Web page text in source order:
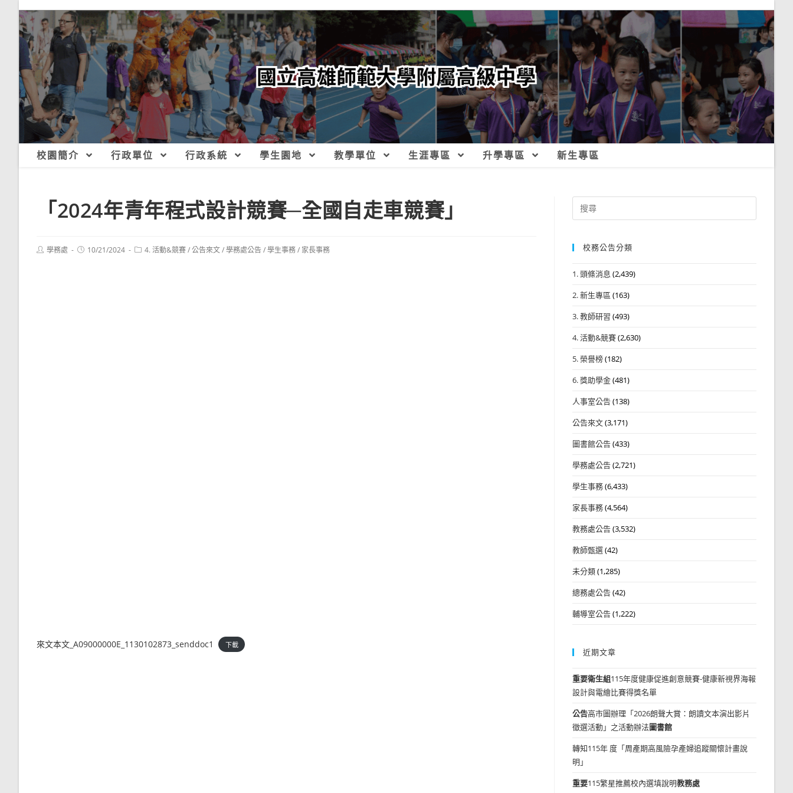
校園簡介 行政單位 行政系統 學生園地 教學單位 生涯專區 升學專區 新生專區
「2024年青年程式設計競賽─全國自走車競賽」
Post學務處
Post10/21/2024
Post4. 活動&競賽/公告來文/學務處公告/學生事務/ 家長事務
來文本文_A09000000E_1130102873_senddoc1 下載
Search
for:
校務公告分類
1. 頭條消息 (2,439)
2. 新生專區 (163)
3. 教師研習 (493)
4. 活動&競賽(2,630)
5. 榮譽榜(182)
6. 獎助學金(481)
人事室公告(138)
公告來文(3,171)
圖書館公告(433)
學務處公告(2,721)
學生事務(6,433)
家長事務(4,564)
教務處公告(3,532)
教師甄選(42)
未分類(1,285)
總務處公告(42)
輔導室公告(1,222)
近期文章
重要衛生組115年度健康促進創意競賽-健康新視界海報
設計與電繪比賽得獎名單
公告高市圖辦理「2026朗聲大賞：朗讀文本演出影片
徵選活動」之活動辦法圖書館
轉知115年 度「周產期高風險孕產婦追蹤關懷計畫說
明」
重要115繁星推薦校內選填說明教務處